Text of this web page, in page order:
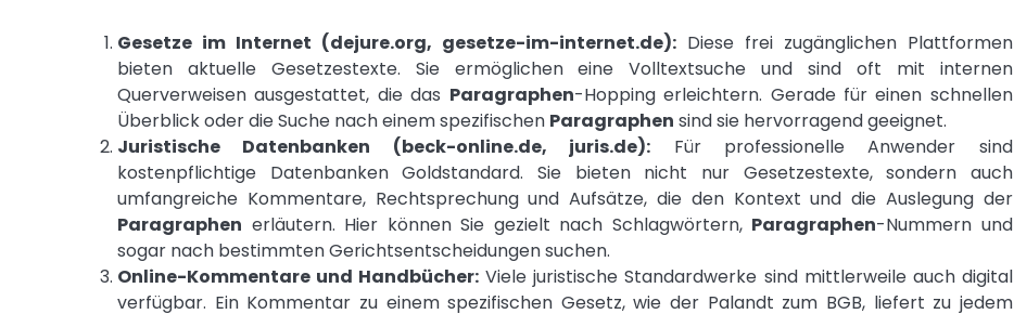
Gesetze im Internet (dejure.org, gesetze-im-internet.de):Diese frei zugänglichen Plattformen
bieten aktuelle Gesetzestexte. Sie ermöglichen eine Volltextsuche und sind oft mit internen
Querverweisen ausgestattet, die das Paragraphen-Hopping erleichtern. Gerade für einen schnellen
Überblick oder die Suche nach einem spezifischen Paragraphen sind sie hervorragend geeignet.
Juristische Datenbanken (beck-online.de, juris.de): Für professionelle Anwender sind
kostenpflichtige Datenbanken Goldstandard. Sie bieten nicht nur Gesetzestexte, sondern auch
umfangreiche Kommentare, Rechtsprechung und Aufsätze, die den Kontext und die Auslegung der
Paragraphen erläutern. Hier können Sie gezielt nach Schlagwörtern, Paragraphen-Nummern und
sogar nach bestimmten Gerichtsentscheidungen suchen.
Online-Kommentare und Handbücher: Viele juristische Standardwerke sind mittlerweile auch digital
verfügbar. Ein Kommentar zu einem spezifischen Gesetz, wie der Palandt zum BGB, liefert zu jedem